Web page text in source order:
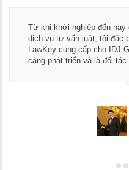
Thay mặt Công ty
ngũ luật sư, kế toán
dụng dịch vụ tư vấn
Chúc các bạn phát